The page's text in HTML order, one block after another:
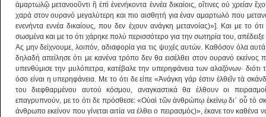
ἁμαρτωλῷ μετανοοῦντι ἢ ἐπὶ ἐνενήκοντα ἐννέα δικαίοις, οἵτινες οὐ χρείαν
χαρά στον ουρανό μεγαλύτερη και πιο αισθητή για έναν αμαρτωλό που
ενενήντα εννέα δικαίους, που δεν έχουν ανάγκη μετανοίας)»]. Και με το
σωσμένα και με το ότι χάρηκε πολύ περισσότερο για την σωτηρία του,
Ας μην δείχνουμε, λοιπόν, αδιαφορία για τις ψυχές αυτών. Καθόσον όλα
δηλαδή απείλησε ότι με κανένα τρόπο δεν θα εισέλθει στον ουρανό εκείνος
υπενθύμισε την μυλόπετρα, κατέβαλε την υπερηφάνεια των αλαζόνων· διότι
όσο είναι η υπερηφάνεια. Με το ότι δε είπε «Ἀνάγκη γάρ ἐστιν ἐλθεῖν τὰ
του διεφθαρμένου αυτού κόσμου, αναγκαστικά θα έλθουν οι
επαγρυπνούν, με το ότι δε πρόσθεσε: «Οὐαὶ τῶν ἀνθρώπῳ ἐκείνῳ δι᾿ οὗ τὸ
άνθρωπο εκείνον που γίνεται αιτία να έλθει ο πειρασμός)», έκανε τον καθένα